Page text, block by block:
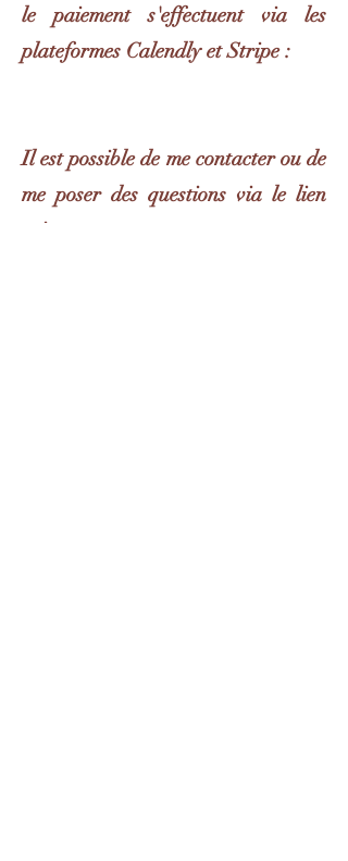
le paiement s'effectuent via les
plateformes Calendly et Stripe :
Il est possible de me contacter ou de
me poser des questions via le lien
suivant :